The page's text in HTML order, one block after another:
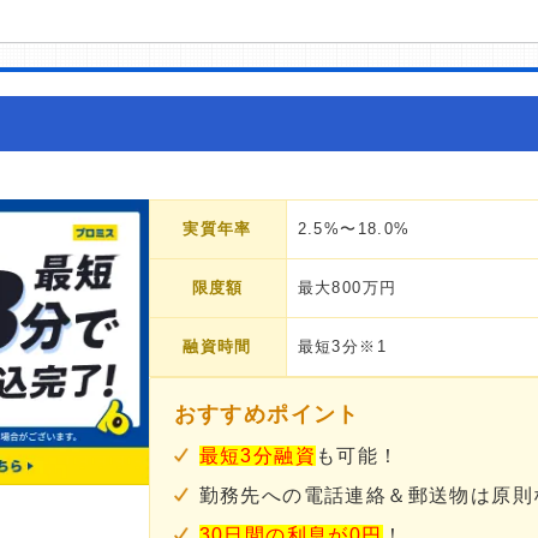
実質年率 2.5%〜18.0%
限度額 最大800万円
融資時間 最短3分※1
おすすめポイント
最短3分融資 も可能！
勤務先への電話連絡＆郵送物は原則